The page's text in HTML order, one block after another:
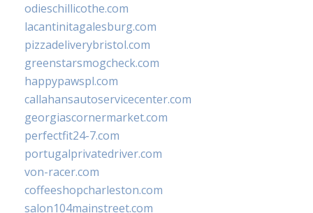
odieschillicothe.com
lacantinitagalesburg.com
pizzadeliverybristol.com
greenstarsmogcheck.com
happypawspl.com
callahansautoservicecenter.com
georgiascornermarket.com
perfectfit24-7.com
portugalprivatedriver.com
von-racer.com
coffeeshopcharleston.com
salon104mainstreet.com